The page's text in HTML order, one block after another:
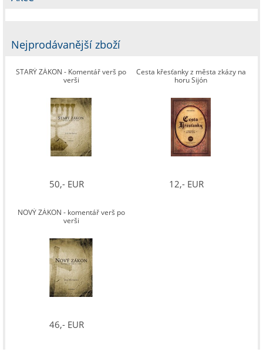
Nejprodávanější zboží
STARÝ ZÁKON - Komentář verš po
verši
50,- EUR
Cesta křesťanky z města zkázy na
horu Sijón
12,- EUR
NOVÝ ZÁKON - komentář verš po
verši
46,- EUR